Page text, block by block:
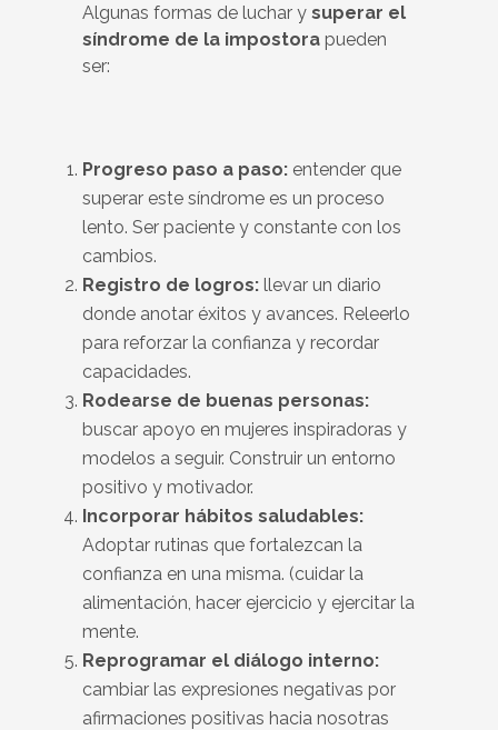
Algunas formas de luchar y superar el
síndrome de la impostora pueden
ser:
Progreso paso a paso: entender que
superar este síndrome es un proceso
lento. Ser paciente y constante con los
cambios.
Registro de logros: llevar un diario
donde anotar éxitos y avances. Releerlo
para reforzar la confianza y recordar
capacidades.
Rodearse de buenas personas:
buscar apoyo en mujeres inspiradoras y
modelos a seguir. Construir un entorno
positivo y motivador.
Incorporar hábitos saludables:
Adoptar rutinas que fortalezcan la
confianza en una misma. (cuidar la
alimentación, hacer ejercicio y ejercitar la
mente.
Reprogramar el diálogo interno:
cambiar las expresiones negativas por
afirmaciones positivas hacia nosotras